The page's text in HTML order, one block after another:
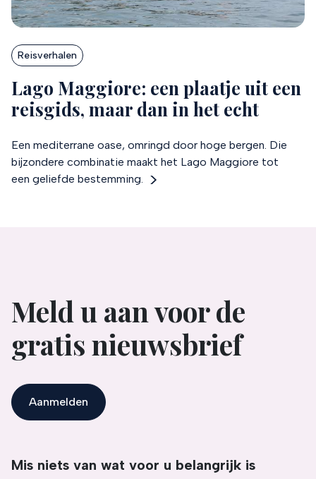
Reisverhalen
Lago Maggiore: een plaatje uit een
reisgids, maar dan in het echt
Een mediterrane oase, omringd door hoge bergen. Die
bijzondere combinatie maakt het Lago Maggiore tot
een geliefde bestemming.
Meld u aan voor de
gratis nieuwsbrief
Aanmelden
Mis niets van wat voor u belangrijk is